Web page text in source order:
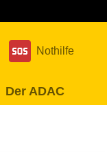
Nothilfe
Der ADAC